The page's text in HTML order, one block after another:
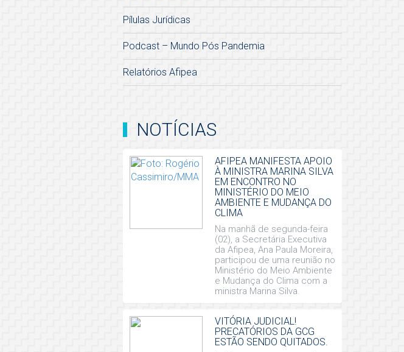
Pílulas Jurídicas
Podcast – Mundo Pós Pandemia
Relatórios Afipea
NOTÍCIAS
AFIPEA MANIFESTA APOIO
À MINISTRA MARINA SILVA
EM ENCONTRO NO
MINISTÉRIO DO MEIO
AMBIENTE E MUDANÇA DO
CLIMA
Na manhã de segunda-feira
(02), a Secretária Executiva
da Afipea, Ana Paula Moreira,
participou de uma reunião no
Ministério do Meio Ambiente
e Mudança do Clima com a
ministra Marina Silva.
VITÓRIA JUDICIAL!
PRECATÓRIOS DA GCG
ESTÃO SENDO QUITADOS.